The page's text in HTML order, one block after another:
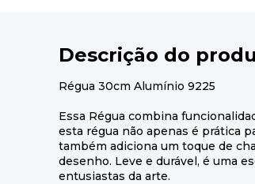
Descrição do
Régua 30cm Alumínio 9225
Essa Régua combina
esta régua não apenas é prática
também adiciona um toque de
desenho. Leve e durável, é uma
entusiastas da arte.